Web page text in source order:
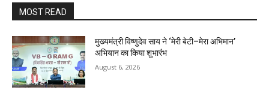
MOST READ
मुख्यमंत्री विष्णुदेव साय ने ‘मेरी बेटी–मेरा अभिमान’
अभियान का किया शुभारंभ
August 6, 2026